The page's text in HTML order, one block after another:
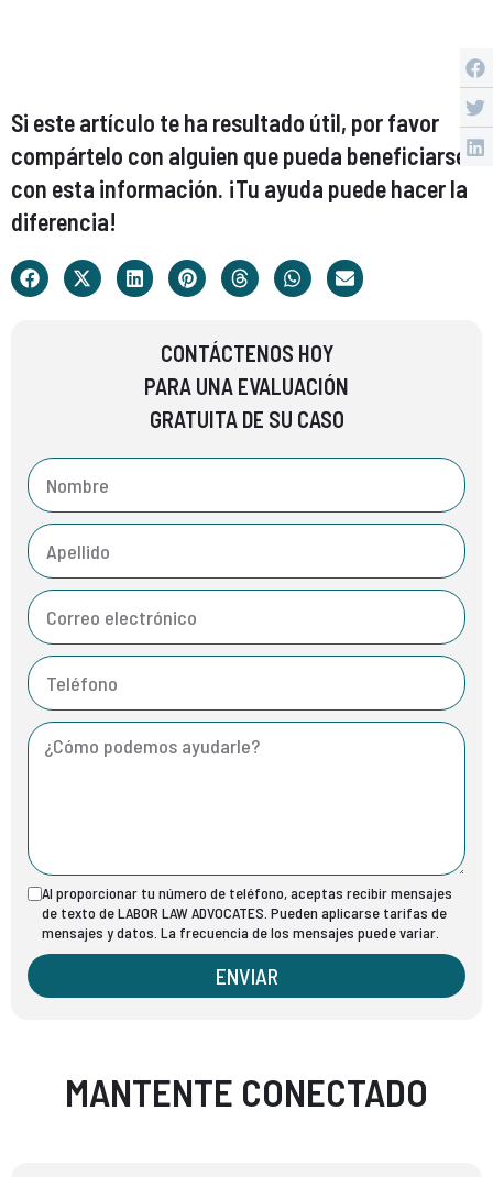
Si este artículo te ha resultado útil, por favor
compártelo con alguien que pueda beneficiarse
con esta información. ¡Tu ayuda puede hacer la
diferencia!
CONTÁCTENOS HOY
PARA UNA EVALUACIÓN
GRATUITA DE SU CASO
Al proporcionar tu número de teléfono, aceptas recibir mensajes
de texto de LABOR LAW ADVOCATES. Pueden aplicarse tarifas de
mensajes y datos. La frecuencia de los mensajes puede variar.
ENVIAR
MANTENTE CONECTADO